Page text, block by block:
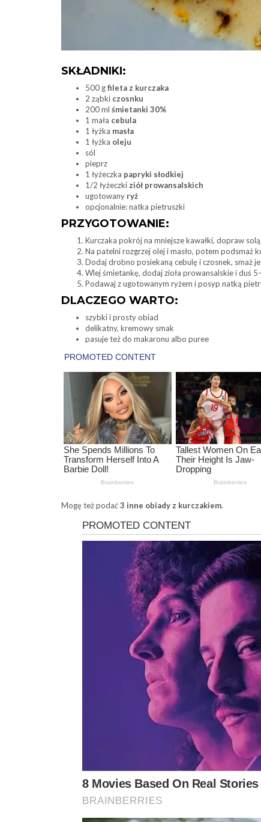
SKŁADNIKI:
500 gfileta z kurczaka
2 ząbki czosnku
200 ml śmietanki 30%
1 mała cebula
1 łyżka masła
1 łyżka oleju
sól
pieprz
1 łyżeczka papryki słodkiej
1/2 łyżeczkiziół prowansalskich
ugotowany ryż
opcjonalnie: natka pietruszki
PRZYGOTOWANIE:
Kurczaka pokrój na mniejsze kawałki, dopraw
Na patelni rozgrzej olej i masło, potem podsmaż
Dodaj drobno posiekaną cebulę i czosnek, smaż
Wlej śmietankę, dodaj zioła prowansalskie i duś
Podawaj z ugotowanym ryżem i posyp natką
DLACZEGO WARTO:
szybki i prosty obiad
delikatny, kremowy smak
pasuje też do makaronu albo puree
Mogę też podać3 inne obiady z kurczakiem.